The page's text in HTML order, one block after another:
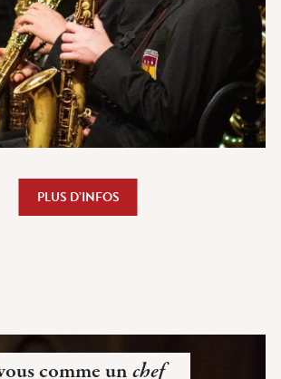
PLUS D’INFOS
comme unchef